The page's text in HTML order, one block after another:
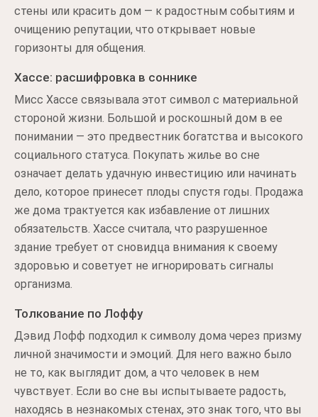
стены или красить дом — к радостным событиям и
очищению репутации, что открывает новые
горизонты для общения.
Хассе: расшифровка в соннике
Мисс Хассе связывала этот символ с материальной
стороной жизни. Большой и роскошный дом в ее
понимании — это предвестник богатства и высокого
социального статуса. Покупать жилье во сне
означает делать удачную инвестицию или начинать
дело, которое принесет плоды спустя годы. Продажа
же дома трактуется как избавление от лишних
обязательств. Хассе считала, что разрушенное
здание требует от сновидца внимания к своему
здоровью и советует не игнорировать сигналы
организма.
Толкование по Лоффу
Дэвид Лофф подходил к символу дома через призму
личной значимости и эмоций. Для него важно было
не то, как выглядит дом, а что человек в нем
чувствует. Если во сне вы испытываете радость,
находясь в незнакомых стенах, это знак того, что вы